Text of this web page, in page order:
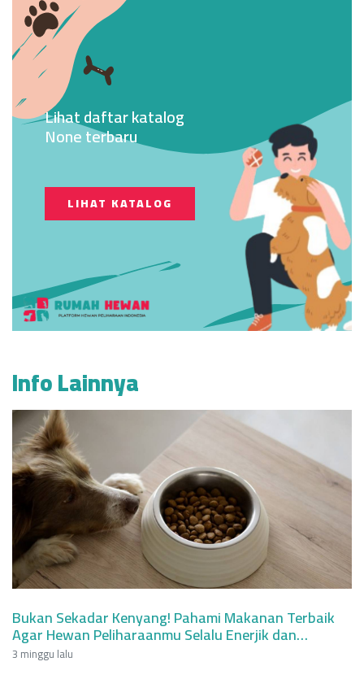
Lihat daftar katalog
None terbaru
LIHAT KATALOG
Info Lainnya
Bukan Sekadar Kenyang! Pahami Makanan Terbaik
Agar Hewan Peliharaanmu Selalu Enerjik dan
Berumur Panjang
3 minggu lalu